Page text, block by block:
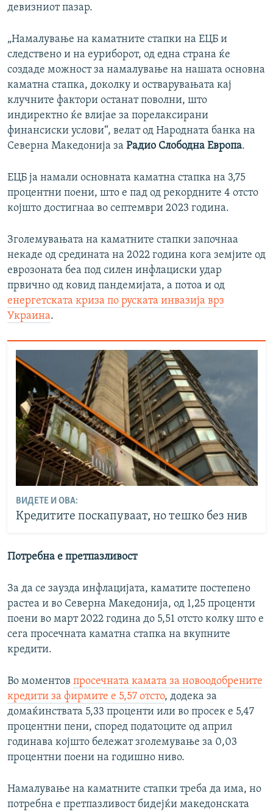
девизниот пазар.
„Намалување на каматните стапки на ЕЦБ и
следствено и на еуриборот, од една страна ќе
создаде можност за намалување на нашата основна
каматна стапка, доколку и остварувањата кај
клучните фактори останат поволни, што
индиректно ќе влијае за порелаксирани
финансиски услови“, велат од Народната банка на
Северна Македонија за Радио Слободна Европа.
ЕЦБ ја намали основната каматна стапка на 3,75
процентни поени, што е пад од рекордните 4 отсто
којшто достигнаа во септември 2023 година.
Зголемувањата на каматните стапки започнаа
некаде од средината на 2022 година кога земјите од
еврозоната беа под силен инфлациски удар
првично од ковид пандемијата, а потоа и од
енергетската криза по руската инвазија врз
Украина.
ВИДЕТЕ И ОВА:
Кредитите поскапуваат, но тешко без нив
Потребна е претпазливост
За да се заузда инфлацијата, каматите постепено
растеа и во Северна Македонија, од 1,25 проценти
поени во март 2022 година до 5,51 отсто колку што е
сега просечната каматна стапка на вкупните
кредити.
Во моментов просечната камата за новоодобрените
кредити за фирмите е 5,57 отсто, додека за
домаќинствата 5,33 проценти или во просек е 5,47
процентни пени, според податоците од април
годинава којшто бележат зголемување за 0,03
процентни поени на годишно ниво.
Намалување на каматните стапки треба да има, но
потребна е претпазливост бидејќи македонската